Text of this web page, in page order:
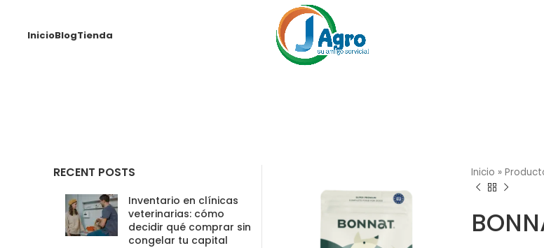
InicioBlogTienda
Inicio »
RECENT POSTS
Inventario en clínicas
veterinarias: cómo
decidir qué comprar sin
congelar tu capital